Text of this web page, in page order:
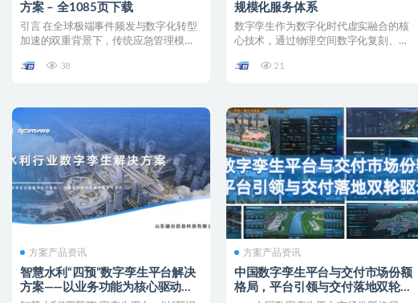
方案 – 全1085页下载
引言 在全球极端事件频发与数字化转型
加速的双重背景下，传统应急管理模式
38
规模化服务体系
数字孪生作为数字化时代虚实融合的核
心技术，通过物理空间数字化复刻、实
21
方案产品资讯
智慧水利“四预”数字孪生平台解决
方案——以业务功能为核心驱动水
方案产品资讯
中国数字孪生平台与交付市场份额
格局，平台引领与交付落地双轮驱